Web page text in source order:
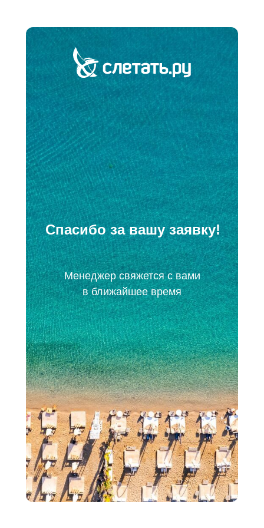
Менеджер свяжется с вами
в ближайшее время
Спасибо за вашу заявку!